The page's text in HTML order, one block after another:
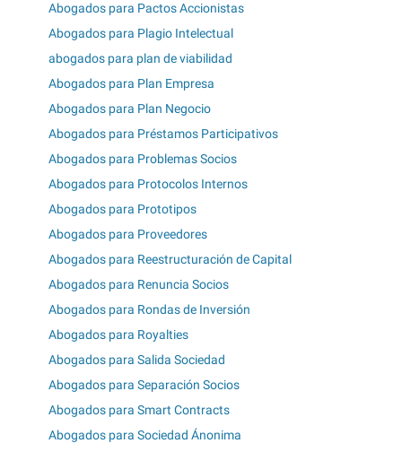
Abogados para Pactos Accionistas
Abogados para Plagio Intelectual
abogados para plan de viabilidad
Abogados para Plan Empresa
Abogados para Plan Negocio
Abogados para Préstamos Participativos
Abogados para Problemas Socios
Abogados para Protocolos Internos
Abogados para Prototipos
Abogados para Proveedores
Abogados para Reestructuración de Capital
Abogados para Renuncia Socios
Abogados para Rondas de Inversión
Abogados para Royalties
Abogados para Salida Sociedad
Abogados para Separación Socios
Abogados para Smart Contracts
Abogados para Sociedad Ánonima